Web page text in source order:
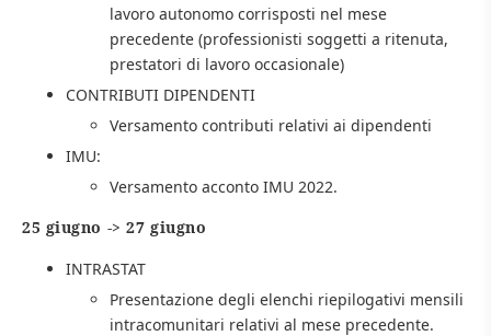
lavoro autonomo corrisposti nel mese
precedente (professionisti soggetti a ritenuta,
prestatori di lavoro occasionale)
CONTRIBUTI DIPENDENTI
Versamento contributi relativi ai dipendenti
IMU:
Versamento acconto IMU 2022.
25 giugno -> 27 giugno
INTRASTAT
Presentazione degli elenchi riepilogativi mensili
intracomunitari relativi al mese precedente.